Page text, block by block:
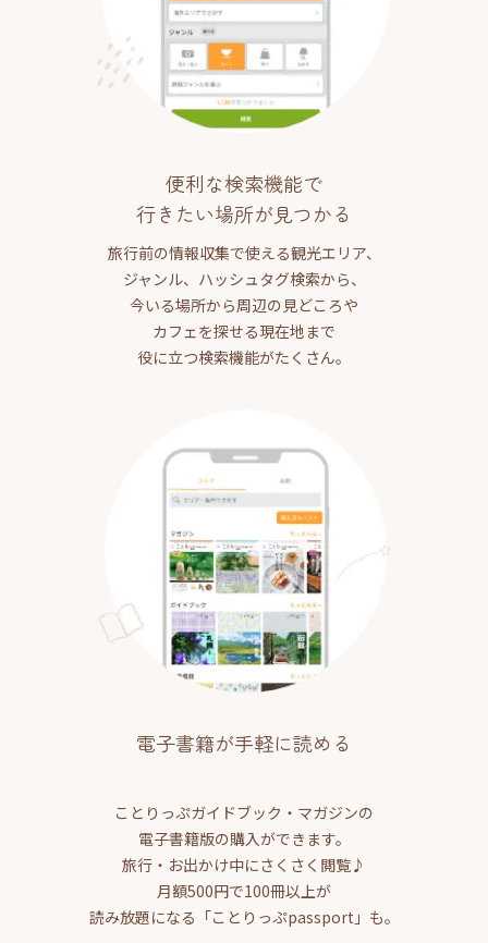
便利な検索機能で
行きたい場所が見つかる
旅行前の情報収集で使える観光エリア、
ジャンル、ハッシュタグ検索から、
今いる場所から周辺の見どころや
カフェを探せる現在地まで
役に立つ検索機能がたくさん。
電子書籍が手軽に読める
ことりっぷガイドブック・マガジンの
電子書籍版の購入ができます。
旅行・お出かけ中にさくさく閲覧♪
月額500円で100冊以上が
読み放題になる「ことりっぷpassport」も。